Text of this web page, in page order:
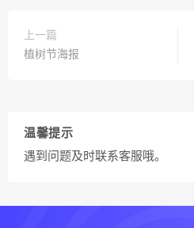
上一篇
植树节海报
温馨提示
遇到问题及时联系客服哦。